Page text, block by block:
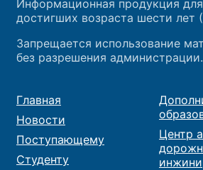
Информационная продукция
достигших возраста шести лет
Запрещается использование
без разрешения администрации.
Главная
Новости
Поступающему
Студенту
Центр